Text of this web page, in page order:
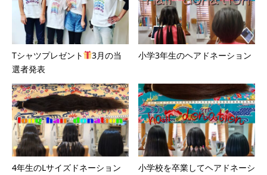
Tシャツプレゼント
3月の当
選者発表
小学3年生のヘアドネーション
4年生のLサイズドネーション
小学校を卒業してヘアドネーシ